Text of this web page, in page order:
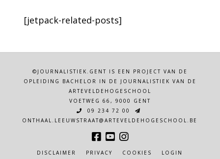
[jetpack-related-posts]
©JOURNALISTIEK.GENT IS EEN PROJECT VAN DE
OPLEIDING BACHELOR IN DE JOURNALISTIEK VAN DE
ARTEVELDEHOGESCHOOL
VOETWEG 66, 9000 GENT
09 234 72 00
ONTHAAL.LEEUWSTRAAT@ARTEVELDEHOGESCHOOL.BE
DISCLAIMER PRIVACY COOKIES LOGIN